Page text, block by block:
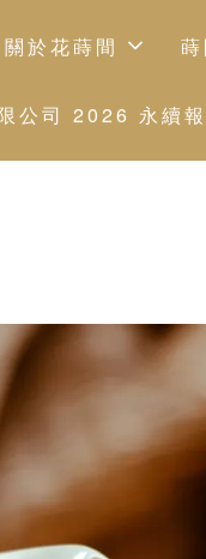
關於花蒔間
公司 2026 永續